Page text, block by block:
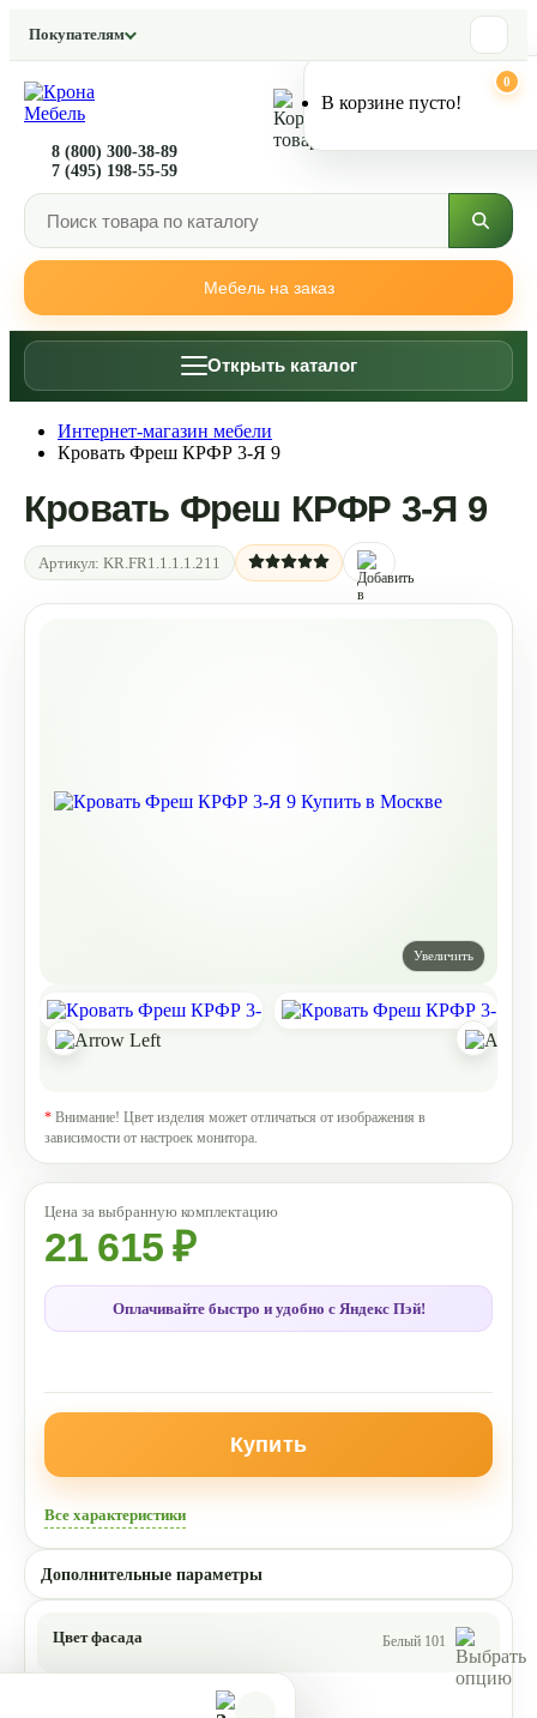
Покупателям
Мебель на заказ
8 (800) 300-38-89
7 (495) 198-55-59
0
В корзине пусто!
Открыть каталог
Интернет-магазин мебели
Кровать Фреш КРФР 3-Я 9
Кровать Фреш КРФР 3-Я 9
Артикул: KR.FR1.1.1.1.211
* Внимание! Цвет изделия может отличаться от изображения в
зависимости от настроек монитора.
21 615 ₽
Оплачивайте быстро и удобно с Яндекс Пэй!
Купить
Все характеристики
Дополнительные параметры
Цвет фасада Белый 101